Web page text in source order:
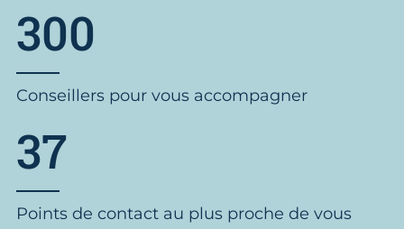
300
Conseillers pour vous accompagner
37
Points de contact au plus proche de vous